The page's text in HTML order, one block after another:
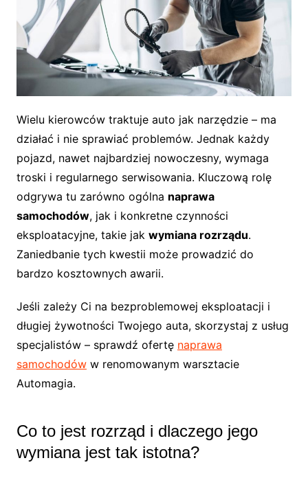
Wielu kierowców traktuje auto jak narzędzie – ma
działać i nie sprawiać problemów. Jednak każdy
pojazd, nawet najbardziej nowoczesny, wymaga
troski i regularnego serwisowania. Kluczową rolę
odgrywa tu zarówno ogólna naprawa
samochodów, jak i konkretne czynności
eksploatacyjne, takie jak wymiana rozrządu.
Zaniedbanie tych kwestii może prowadzić do
bardzo kosztownych awarii.
Jeśli zależy Ci na bezproblemowej eksploatacji i
długiej żywotności Twojego auta, skorzystaj z usług
specjalistów – sprawdź ofertę naprawa
samochodóww renomowanym warsztacie
Automagia.
Co to jest rozrząd i dlaczego jego
wymiana jest tak istotna?